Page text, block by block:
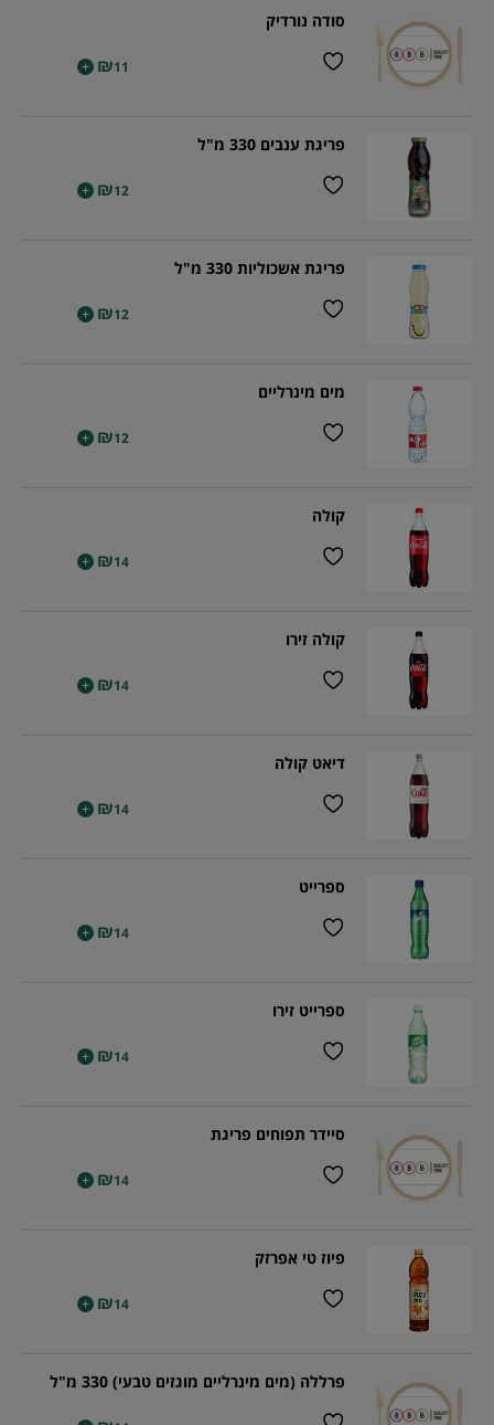
סודה נורדיק
₪11
+
פריגת ענבים 330 מ"ל
₪12
+
פריגת אשכוליות 330 מ"ל
₪12
+
מים מינרליים
₪12
+
קולה
₪14
+
קולה זירו
₪14
+
דיאט קולה
₪14
+
ספרייט
₪14
+
ספרייט זירו
₪14
+
סיידר תפוחים פריגת
₪14
+
פיוז טי אפרזק
₪14
+
פרללה (מים מינרליים מוגזים טבעי) 330 מ"ל